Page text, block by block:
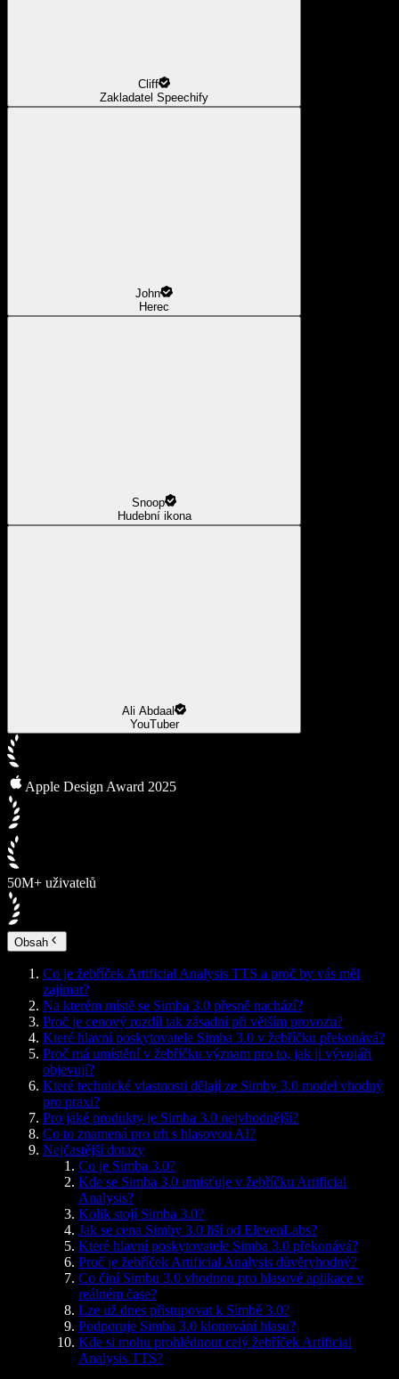
Cliff
Zakladatel Speechify
John
Herec
Snoop
Hudební ikona
Ali Abdaal
YouTuber
Apple Design Award 2025
50M+ uživatelů
Obsah
Co je žebříček Artificial Analysis TTS a proč by vás měl
zajímat?
Na kterém místě se Simba 3.0 přesně nachází?
Proč je cenový rozdíl tak zásadní při větším provozu?
Které hlavní poskytovatele Simba 3.0 v žebříčku překonává?
Proč má umístění v žebříčku význam pro to, jak ji vývojáři
objevují?
Které technické vlastnosti dělají ze Simby 3.0 model vhodný
pro praxi?
Pro jaké produkty je Simba 3.0 nejvhodnější?
Co to znamená pro trh s hlasovou AI?
Nejčastější dotazy
Co je Simba 3.0?
Kde se Simba 3.0 umisťuje v žebříčku Artificial
Analysis?
Kolik stojí Simba 3.0?
Jak se cena Simby 3.0 liší od ElevenLabs?
Které hlavní poskytovatele Simba 3.0 překonává?
Proč je žebříček Artificial Analysis důvěryhodný?
Co činí Simbu 3.0 vhodnou pro hlasové aplikace v
reálném čase?
Lze už dnes přistupovat k Simbě 3.0?
Podporuje Simba 3.0 klonování hlasu?
Kde si mohu prohlédnout celý žebříček Artificial
Analysis TTS?